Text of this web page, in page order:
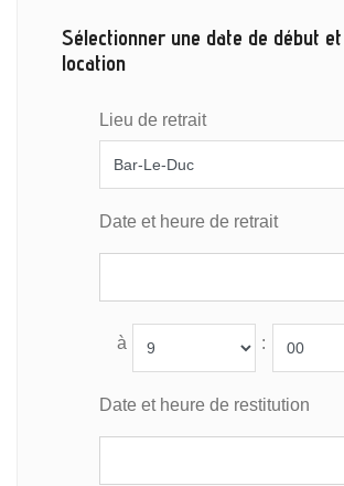
Sélectionner une date de début
location
Lieu de retrait
Date et heure de retrait
à :
Date et heure de restitution